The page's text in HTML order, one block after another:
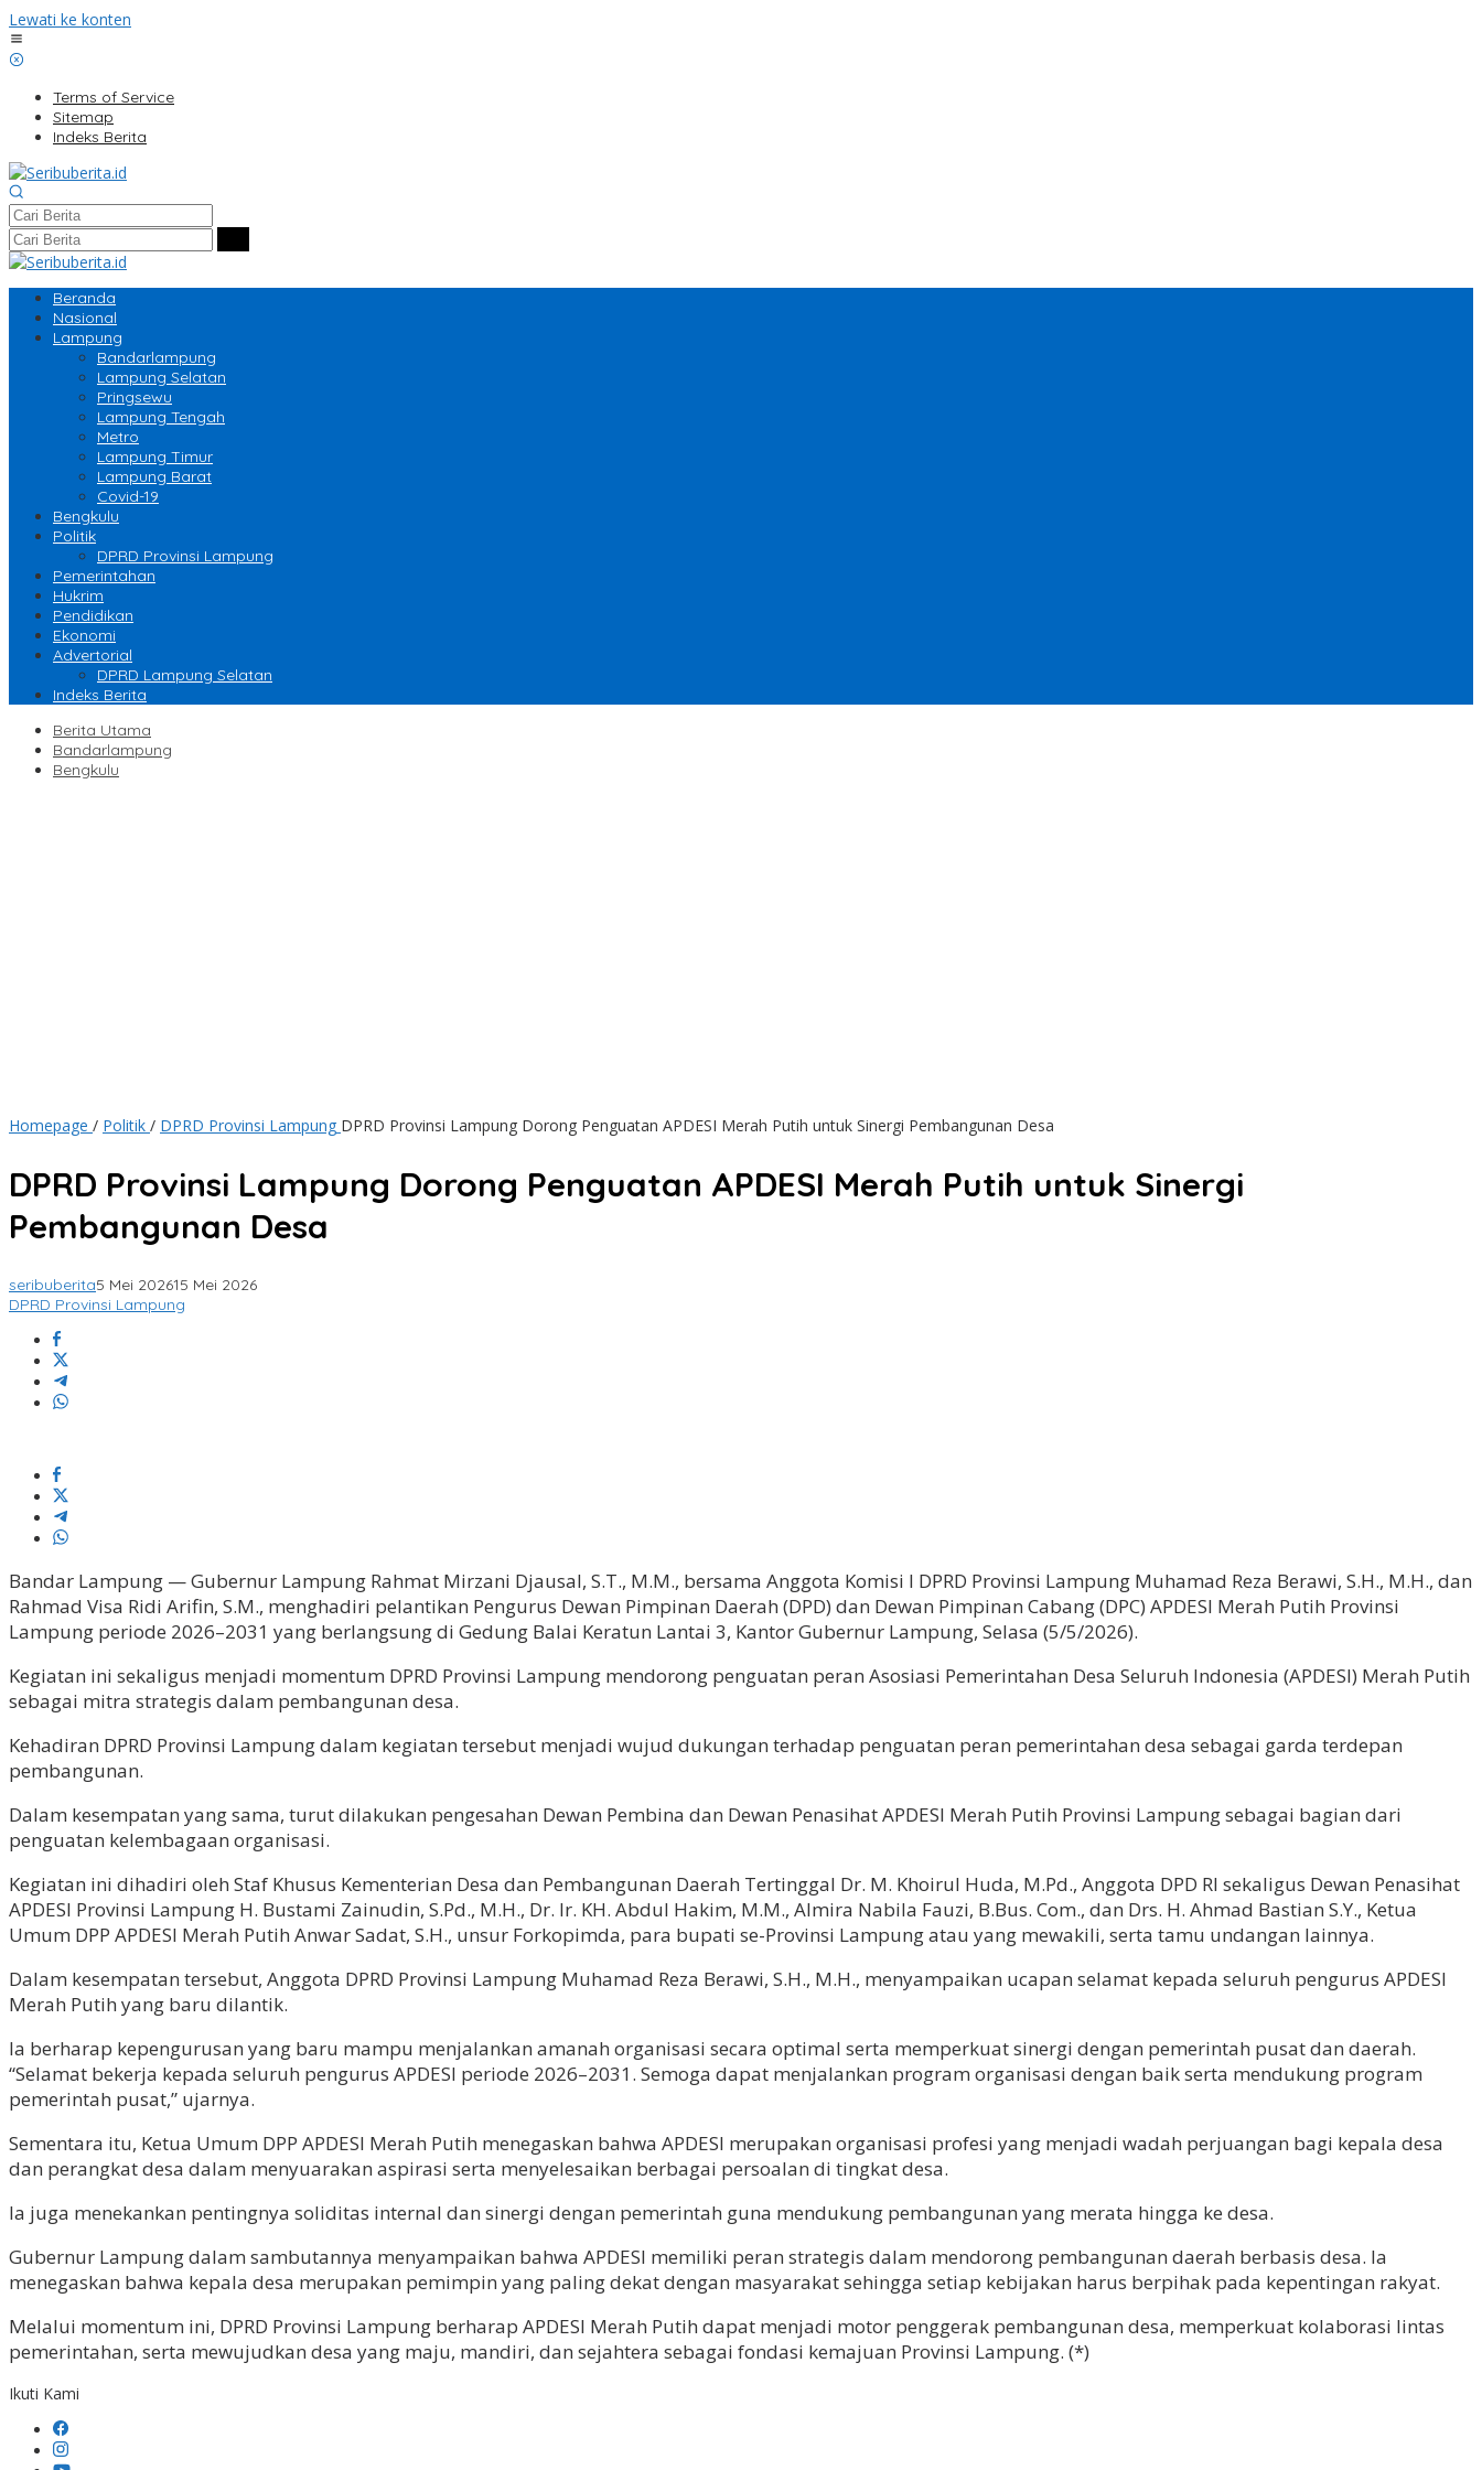
Lewati ke konten
Terms of Service
Sitemap
Indeks Berita
Beranda
Nasional
Lampung
Bandarlampung
Lampung Selatan
Pringsewu
Lampung Tengah
Metro
Lampung Timur
Lampung Barat
Covid-19
Bengkulu
Politik
DPRD Provinsi Lampung
Pemerintahan
Hukrim
Pendidikan
Ekonomi
Advertorial
DPRD Lampung Selatan
Indeks Berita
Berita Utama
Bandarlampung
Bengkulu
Homepage / Politik / DPRD Provinsi Lampung DPRD Provinsi Lampung Dorong Penguatan APDESI Merah Putih untuk Sinergi Pembangunan Desa
DPRD Provinsi Lampung Dorong Penguatan APDESI Merah Putih untuk Sinergi
Pembangunan Desa
seribuberita5 Mei 202615 Mei 2026
DPRD Provinsi Lampung
Bandar Lampung — Gubernur Lampung Rahmat Mirzani Djausal, S.T., M.M., bersama Anggota Komisi I DPRD Provinsi Lampung Muhamad Reza Berawi, S.H., M.H., dan
Rahmad Visa Ridi Arifin, S.M., menghadiri pelantikan Pengurus Dewan Pimpinan Daerah (DPD) dan Dewan Pimpinan Cabang (DPC) APDESI Merah Putih Provinsi
Lampung periode 2026–2031 yang berlangsung di Gedung Balai Keratun Lantai 3, Kantor Gubernur Lampung, Selasa (5/5/2026).
Kegiatan ini sekaligus menjadi momentum DPRD Provinsi Lampung mendorong penguatan peran Asosiasi Pemerintahan Desa Seluruh Indonesia (APDESI) Merah Putih
sebagai mitra strategis dalam pembangunan desa.
Kehadiran DPRD Provinsi Lampung dalam kegiatan tersebut menjadi wujud dukungan terhadap penguatan peran pemerintahan desa sebagai garda terdepan
pembangunan.
Dalam kesempatan yang sama, turut dilakukan pengesahan Dewan Pembina dan Dewan Penasihat APDESI Merah Putih Provinsi Lampung sebagai bagian dari
penguatan kelembagaan organisasi.
Kegiatan ini dihadiri oleh Staf Khusus Kementerian Desa dan Pembangunan Daerah Tertinggal Dr. M. Khoirul Huda, M.Pd., Anggota DPD RI sekaligus Dewan Penasihat
APDESI Provinsi Lampung H. Bustami Zainudin, S.Pd., M.H., Dr. Ir. KH. Abdul Hakim, M.M., Almira Nabila Fauzi, B.Bus. Com., dan Drs. H. Ahmad Bastian S.Y., Ketua
Umum DPP APDESI Merah Putih Anwar Sadat, S.H., unsur Forkopimda, para bupati se-Provinsi Lampung atau yang mewakili, serta tamu undangan lainnya.
Dalam kesempatan tersebut, Anggota DPRD Provinsi Lampung Muhamad Reza Berawi, S.H., M.H., menyampaikan ucapan selamat kepada seluruh pengurus APDESI
Merah Putih yang baru dilantik.
Ia berharap kepengurusan yang baru mampu menjalankan amanah organisasi secara optimal serta memperkuat sinergi dengan pemerintah pusat dan daerah.
“Selamat bekerja kepada seluruh pengurus APDESI periode 2026–2031. Semoga dapat menjalankan program organisasi dengan baik serta mendukung program
pemerintah pusat,” ujarnya.
Sementara itu, Ketua Umum DPP APDESI Merah Putih menegaskan bahwa APDESI merupakan organisasi profesi yang menjadi wadah perjuangan bagi kepala desa
dan perangkat desa dalam menyuarakan aspirasi serta menyelesaikan berbagai persoalan di tingkat desa.
Ia juga menekankan pentingnya soliditas internal dan sinergi dengan pemerintah guna mendukung pembangunan yang merata hingga ke desa.
Gubernur Lampung dalam sambutannya menyampaikan bahwa APDESI memiliki peran strategis dalam mendorong pembangunan daerah berbasis desa. Ia
menegaskan bahwa kepala desa merupakan pemimpin yang paling dekat dengan masyarakat sehingga setiap kebijakan harus berpihak pada kepentingan rakyat.
Melalui momentum ini, DPRD Provinsi Lampung berharap APDESI Merah Putih dapat menjadi motor penggerak pembangunan desa, memperkuat kolaborasi lintas
pemerintahan, serta mewujudkan desa yang maju, mandiri, dan sejahtera sebagai fondasi kemajuan Provinsi Lampung. (*)
Ikuti Kami